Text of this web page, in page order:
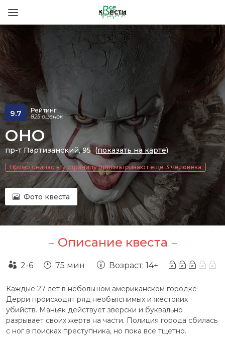
9.7 Рейтинг
825 оценок
ОНО
пр-т Партизанский, 95 (показать на карте)
Прямо сейчас эту страницу просматривают ещё 3 человека
Фото квеста
Описание квеста
2-6 75 мин Возраст: 14+
Каждые 27 лет в небольшом американском городке
Дерри происходят ряд необъяснимых и жестоких
убийств. Маньяк действует зверски и буквально
разрывает своих жертв на части. Полиция города сбилась
с ног в поисках преступника, но пока все тщетно.